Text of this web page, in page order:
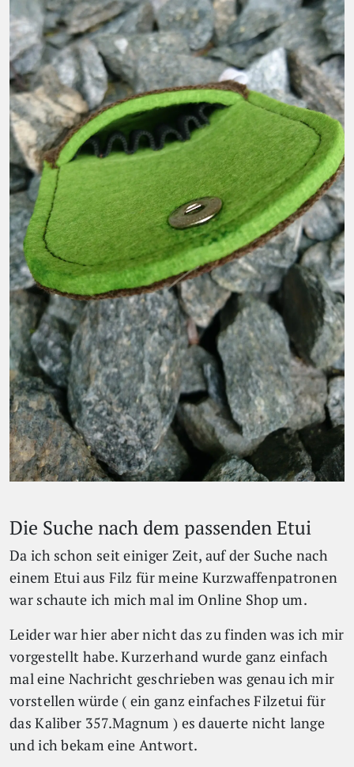
Die Suche nach dem passenden Etui
Da ich schon seit einiger Zeit, auf der Suche nach
einem Etui aus Filz für meine Kurzwaffenpatronen
war schaute ich mich mal im Online Shop um.
Leider war hier aber nicht das zu finden was ich mir
vorgestellt habe. Kurzerhand wurde ganz einfach
mal eine Nachricht geschrieben was genau ich mir
vorstellen würde ( ein ganz einfaches Filzetui für
das Kaliber 357.Magnum ) es dauerte nicht lange
und ich bekam eine Antwort.